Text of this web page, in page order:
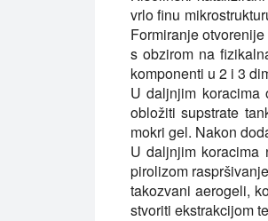
vrlo finu
Formiranje
s obzirom na
komponenti u 2 i 3
U daljnjim koracima
obložiti supstrate
mokri gel. Nakon
U daljnjim koracima
pirolizom
takozvani aerogeli,
stvoriti ekstrakcijom